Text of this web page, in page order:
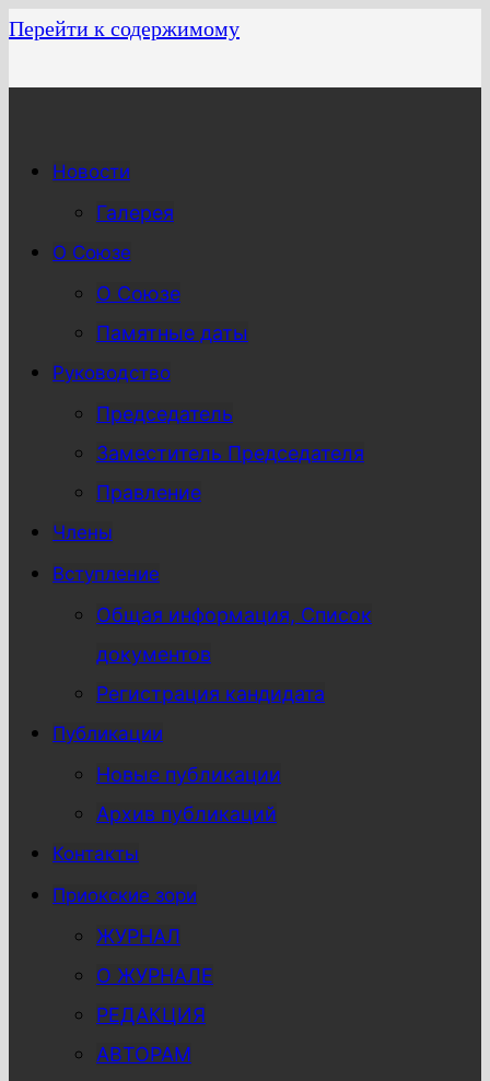
Перейти к содержимому
Новости
Галерея
О Союзе
О Союзе
Памятные даты
Руководство
Председатель
Заместитель Председателя
Правление
Члены
Вступление
Общая информация, Список
документов
Регистрация кандидата
Публикации
Новые публикации
Архив публикаций
Контакты
Приокские зори
ЖУРНАЛ
О ЖУРНАЛЕ
РЕДАКЦИЯ
АВТОРАМ